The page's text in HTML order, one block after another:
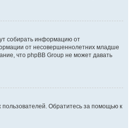
собирать информацию от
от несовершеннолетних младше
что phpBB Group не может давать
Обратитесь за помощью к